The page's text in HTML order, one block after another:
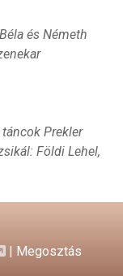
és Németh
Prekler
Földi Lehel,
| Megosztás